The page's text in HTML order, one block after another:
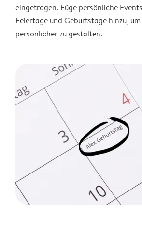
eingetragen. Füge persönliche
Feiertage und Geburtstage hinzu,
persönlicher zu gestalten.